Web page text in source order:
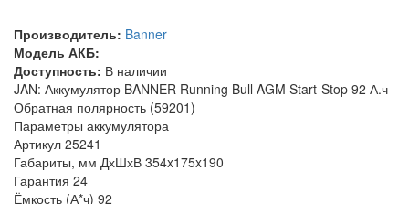
Производитель: Banner
Модель АКБ:
Доступность: В наличии
JAN: Аккумулятор BANNER Running Bull AGM Start-Stop 92 А.ч
Обратная полярность (59201)
Параметры аккумулятора
Артикул 25241
Габариты, мм ДхШхВ 354x175x190
Гарантия 24
Ёмкость (А*ч) 92